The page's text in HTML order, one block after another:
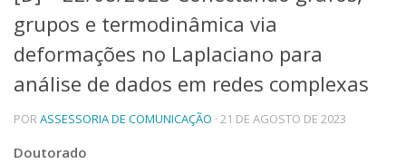
Telefones e Mapas
Pessoas
Ensino
Graduação
Educação a distância
Cursos de Extensão
grupos e termodinâmica via
deformações no Laplaciano para
análise de dados em redes complexas
PORASSESSORIA DE COMUNICAÇÃO · 21 DE AGOSTO DE 2023
Doutorado